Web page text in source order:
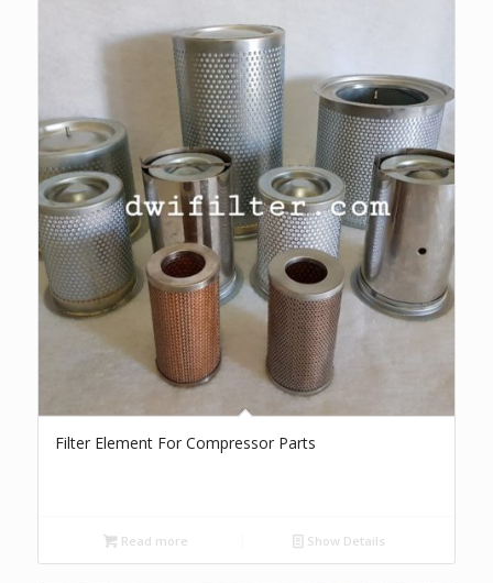
Filter Element For Compressor Parts
Read more Show Details